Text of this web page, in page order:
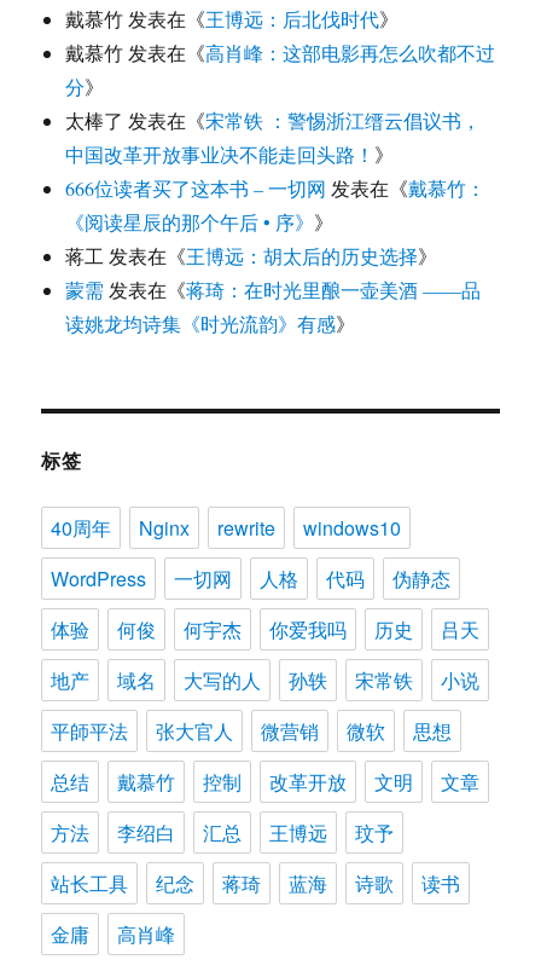
戴慕竹 发表在《王博远：后北伐时代》
戴慕竹 发表在《高肖峰：这部电影再怎么吹都不过
分》
太棒了 发表在《宋常铁 ：警惕浙江缙云倡议书，
中国改革开放事业决不能走回头路！ 》
666位读者买了这本书 – 一切网 发表在《戴慕竹：
《阅读星辰的那个午后 • 序》 》
蒋工 发表在《王博远：胡太后的历史选择》
蒙需 发表在《蒋琦：在时光里酿一壶美酒 ——品
读姚龙均诗集《时光流韵》有感》
标签
40周年 Nginx rewrite
windows10
WordPress
一切网 人格 代码
伪静态
体验
何俊 何宇杰 你爱我吗 历史
吕天
地产
域名 大写的人 孙轶 宋常铁
小说
平師平法
张大官人 微营销 微软
思想
总结
戴慕竹 控制 改革开放 文明
文章
方法
李绍白 汇总 王博远
玟予
站长工具
纪念 蒋琦 蓝海 诗歌
读书
金庸
高肖峰